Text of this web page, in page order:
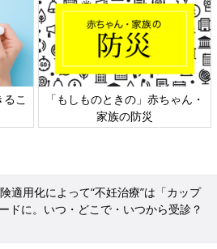
こ
「もしものときの」赤ちゃん・
家族の防災
適用化によって“不妊治療”は「カップ
ドに。いつ・どこで・いつから受診？